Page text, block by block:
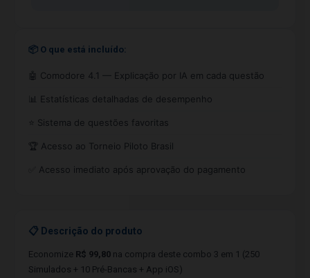
📦 O que está incluído:
🤖 Comodore 4.1 — Explicação por IA em cada questão
📊 Estatísticas detalhadas de desempenho
⭐ Sistema de questões favoritas
🏆 Acesso ao Torneio Piloto Brasil
✅ Acesso imediato após aprovação do pagamento
📋 Descrição do produto
Economize R$ 99,80 na compra deste combo 3 em 1 (250
Simulados + 10 Pré-Bancas + App iOS)